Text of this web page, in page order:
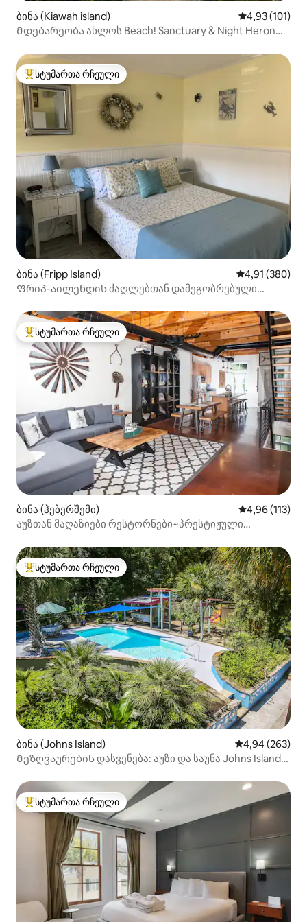
ბინა (Kiawah island) საშუალო
4,93 (101)
Მდებარეობა ახლოს Beach! Sanctuary & Night Heron
სტუმართა რჩეული მოწინავე ვარიანტი
სტუმართა რჩეული
ბინა (Fripp Island) საშუალო
4,91 (380)
Ფრიპ-აილენდის ძაღლებთან დამეგობრებული
სტუმართა რჩეული მოწინავე ვარიანტი
სტუმართა რჩეული
ბინა (ჰებერშემი) საშუალო
4,96 (113)
აუზთან მაღაზიები რესტორნები~პრესტიჟული
სტუმართა რჩეული მოწინავე ვარიანტი
სტუმართა რჩეული
ბინა (Johns Island) საშუალო
4,94 (263)
Მეზღვაურების დასვენება: აუზი და საუნა Johns Island
სტუმართა რჩეული მოწინავე ვარიანტი
სტუმართა რჩეული